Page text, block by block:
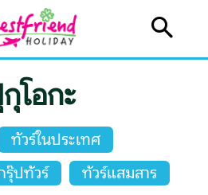
โอกะ
ทัวร์ในประเทศ
รุ๊ปทัวร์
ทัวร์แสมสาร